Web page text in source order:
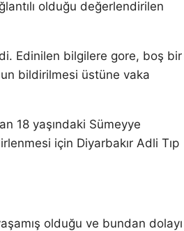
olduğu değerlendirilen
Edinilen bilgilere gore, boş bir
bildirilmesi üstüne vaka
18 yaşındaki Sümeyye
için Diyarbakır Adli Tıp
olduğu ve bundan dolayı